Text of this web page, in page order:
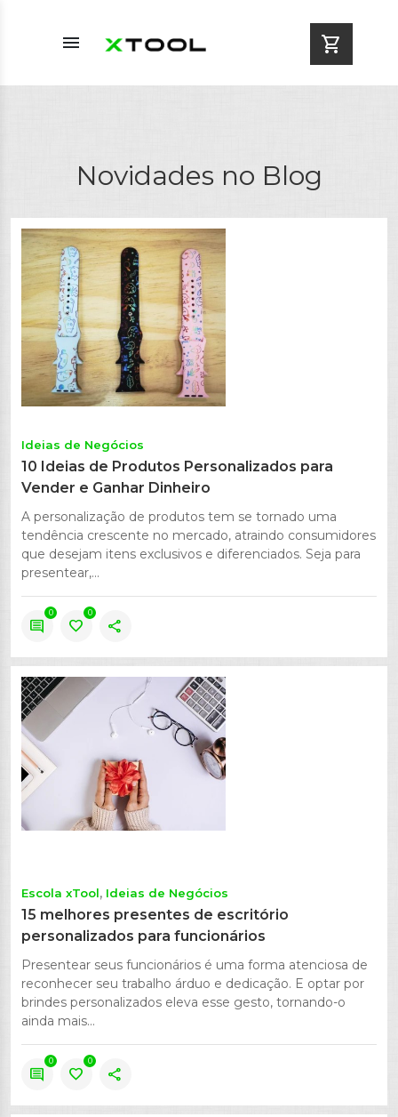
menu shopping_cart
Novidades no Blog
Ideias de Negócios
10 Ideias de Produtos Personalizados para
Vender e Ganhar Dinheiro
A personalização de produtos tem se tornado uma
tendência crescente no mercado, atraindo consumidores
que desejam itens exclusivos e diferenciados. Seja para
presentear,...
comment
0
favorite
0
share
Escola xTool Ideias de Negócios
15 melhores presentes de escritório
personalizados para funcionários
Presentear seus funcionários é uma forma atenciosa de
reconhecer seu trabalho árduo e dedicação. E optar por
brindes personalizados eleva esse gesto, tornando-o
ainda mais...
comment
0
favorite
0
share